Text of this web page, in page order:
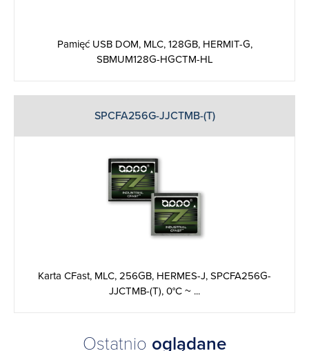
Pamięć USB DOM, MLC, 128GB, HERMIT-G,
SBMUM128G-HGCTM-HL
SPCFA256G-JJCTMB-(T)
Karta CFast, MLC, 256GB, HERMES-J, SPCFA256G-
JJCTMB-(T), 0°C ~ ...
Ostatnio oglądane